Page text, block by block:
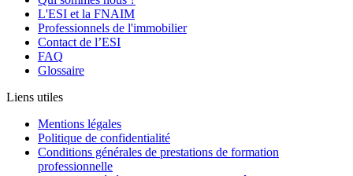
L'ESI et la FNAIM
Professionnels de l'immobilier
Contact de l’ESI
FAQ
Glossaire
Liens utiles
Mentions légales
Politique de confidentialité
Conditions générales de prestations de formation
professionnelle